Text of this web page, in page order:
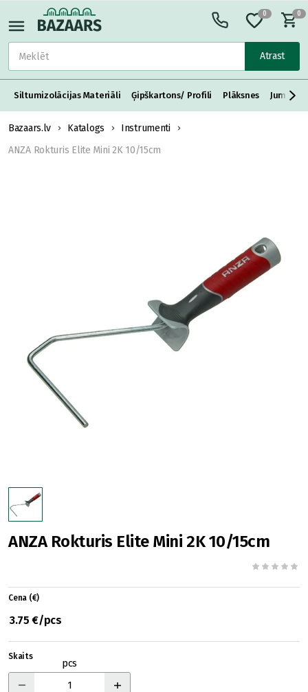
Atrast
0 0
Siltumizolācijas Materiāli Ģipškartons/ Profili Plāksnes Jumta
Bazaars.lv Katalogs
Instrumenti
ANZA Rokturis Elite Mini 2K 10/15cm
ANZA Rokturis Elite Mini 2K 10/15cm
Cena (€)
3.75 €/pcs
Skaits
pcs